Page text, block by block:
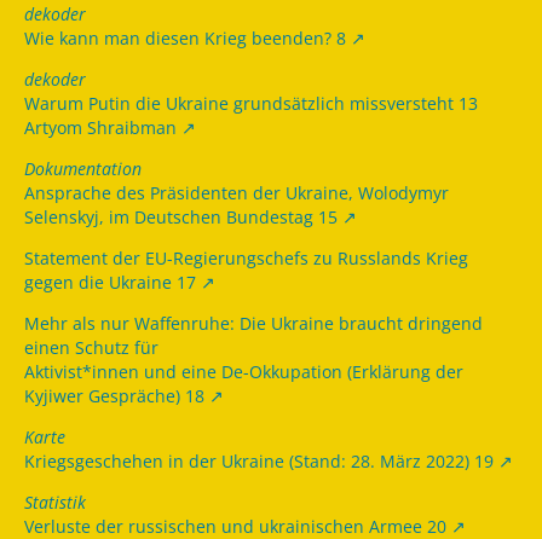
dekoder
Wie kann man diesen Krieg beenden? 8
dekoder
Warum Putin die Ukraine grundsätzlich missversteht 13
Artyom Shraibman
Dokumentation
Ansprache des Präsidenten der Ukraine, Wolodymyr
Selenskyj, im Deutschen Bundestag 15
Statement der EU-Regierungschefs zu Russlands Krieg
gegen die Ukraine 17
Mehr als nur Waffenruhe: Die Ukraine braucht dringend
einen Schutz für
Aktivist*innen und eine De-Okkupation (Erklärung der
Kyjiwer Gespräche) 18
Karte
Kriegsgeschehen in der Ukraine (Stand: 28. März 2022) 19
Statistik
Verluste der russischen und ukrainischen Armee 20